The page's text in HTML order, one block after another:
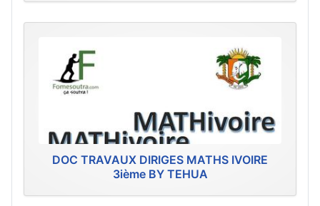
DOC TRAVAUX DIRIGES MATHS IVOIRE
3ième BY TEHUA